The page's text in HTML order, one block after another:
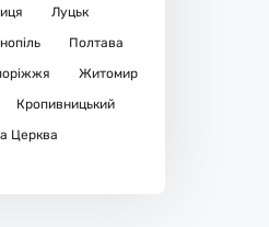
Луцьк
Полтава
Житомир
Кропивницький
Церква